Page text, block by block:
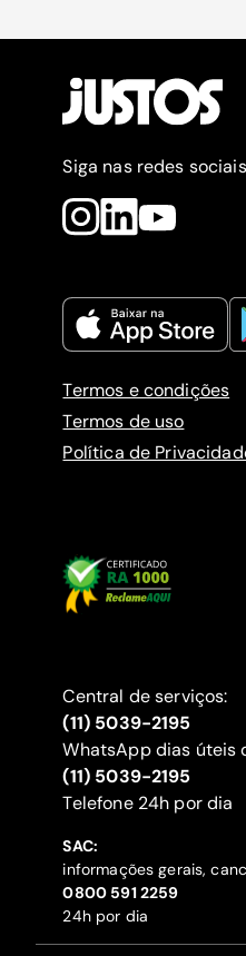
Siga nas redes sociais
Termos e condições
Termos de uso
Política de
Central de serviços:
(11) 5039-2195
WhatsApp dias úteis
(11) 5039-2195
‍Telefone 24h por dia
SAC:
informações gerais,
‍0800 591 2259
24h por dia